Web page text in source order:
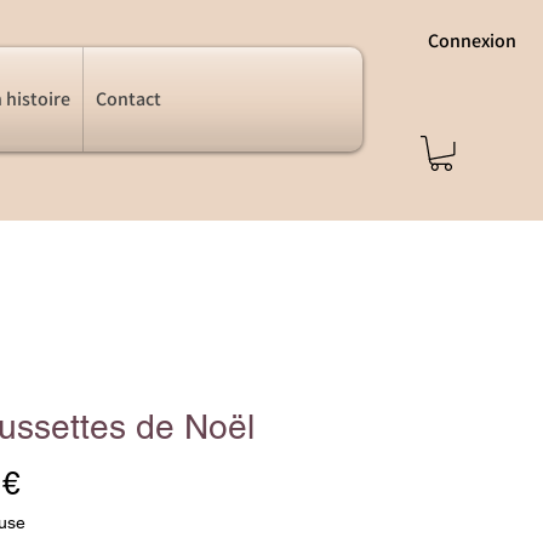
Connexion
histoire Contact
de Noël
Prix